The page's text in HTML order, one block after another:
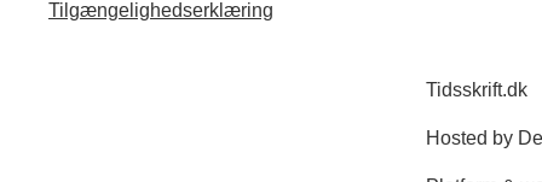
Tilgængelighedserklæring